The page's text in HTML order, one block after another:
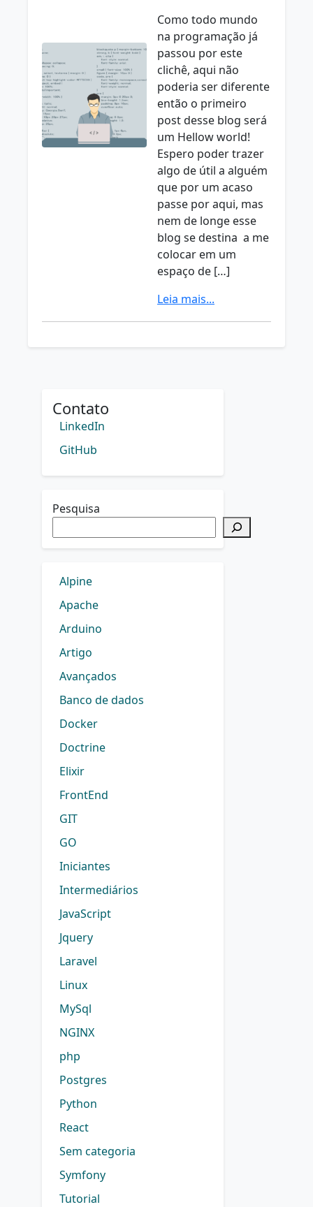
Como todo mundo
na programação já
passou por este
clichê, aqui não
poderia ser diferente
então o primeiro
post desse blog será
um Hellow world!
Espero poder trazer
algo de útil a alguém
que por um acaso
passe por aqui, mas
nem de longe esse
blog se destina a me
colocar em um
espaço de […]
Leia mais...
Contato
LinkedIn
GitHub
Pesquisa
Alpine
Apache
Arduino
Artigo
Avançados
Banco de dados
Docker
Doctrine
Elixir
FrontEnd
GIT
GO
Iniciantes
Intermediários
JavaScript
Jquery
Laravel
Linux
MySql
NGINX
php
Postgres
Python
React
Sem categoria
Symfony
Tutorial